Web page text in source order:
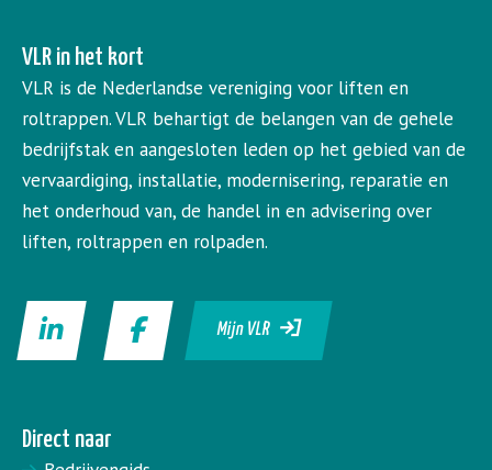
VLR in het kort
VLR is de Nederlandse vereniging voor liften en
roltrappen. VLR behartigt de belangen van de gehele
bedrijfstak en aangesloten leden op het gebied van de
vervaardiging, installatie, modernisering, reparatie en
het onderhoud van, de handel in en advisering over
liften, roltrappen en rolpaden.
Mijn VLR
Direct naar